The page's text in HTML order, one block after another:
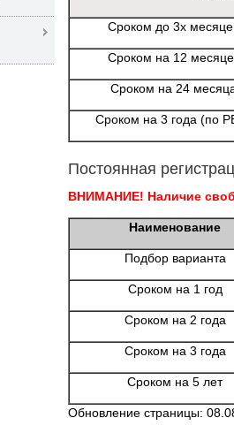
Сроком до 3х
Сроком на 12
Сроком на 24
Сроком на 3 года (по
Постоянная
ВНИМАНИЕ! Наличие
Наименование
Подбор варианта
Сроком на 1 год
Сроком на 2 года
Сроком на 3 года
Сроком на 5 лет
Обновление страницы: